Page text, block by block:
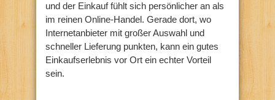
und der Einkauf fühlt sich persönlicher an als
im reinen Online-Handel. Gerade dort, wo
Internetanbieter mit großer Auswahl und
schneller Lieferung punkten, kann ein gutes
Einkaufserlebnis vor Ort ein echter Vorteil
sein.